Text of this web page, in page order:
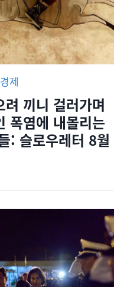
경제
끼니 걸러가며
폭염에 내몰리는
: 슬로우레터 8월